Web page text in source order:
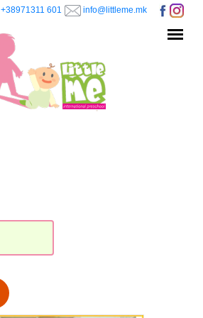
+38971311 601 info@littleme.mk